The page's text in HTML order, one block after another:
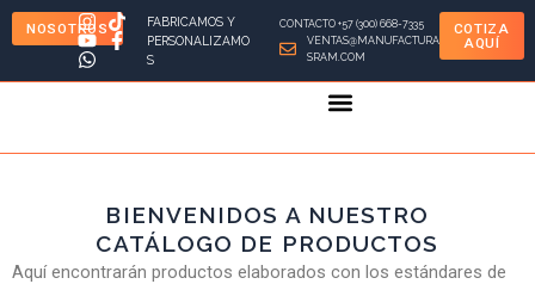
contenido
NOSOTROS
FABRICAMOS Y
PERSONALIZAMO
S
CONTACTO +57 (300) 668-7335
VENTAS@MANUFACTURA
SRAM.COM
COTIZA
AQUÍ
BIENVENIDOS A NUESTRO
CATÁLOGO DE PRODUCTOS
Aquí encontrarán productos elaborados con los estándares de